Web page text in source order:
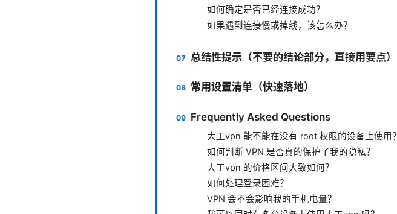
如何确定是否已经连接成功？
如果遇到连接慢或掉线，该怎么办？
总结性提示（不要的结论部分，直接用要点）
常用设置清单（快速落地）
Frequently Asked Questions
大工vpn 能不能在没有 root 权限的设备上使用？
如何判断 VPN 是否真的保护了我的隐私？
大工vpn 的价格区间大致如何？
如何处理登录困难？
VPN 会不会影响我的手机电量？